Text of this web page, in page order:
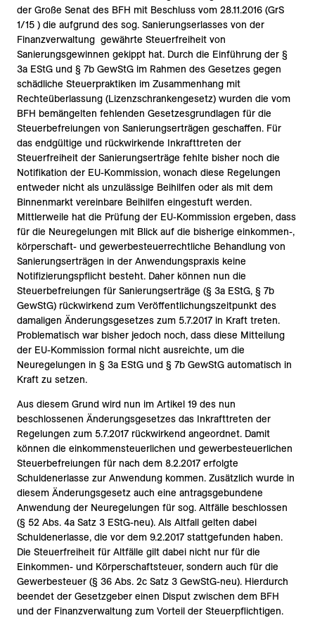
der Große Senat des BFH mit Beschluss vom 28.11.2016 (GrS
1/15 ) die aufgrund des sog. Sanierungserlasses von der
Finanzverwaltung gewährte Steuerfreiheit von
Sanierungsgewinnen gekippt hat. Durch die Einführung der §
3a EStG und § 7b GewStG im Rahmen des Gesetzes gegen
schädliche Steuerpraktiken im Zusammenhang mit
Rechteüberlassung (Lizenzschrankengesetz) wurden die vom
BFH bemängelten fehlenden Gesetzesgrundlagen für die
Steuerbefreiungen von Sanierungserträgen geschaffen. Für
das endgültige und rückwirkende Inkrafttreten der
Steuerfreiheit der Sanierungserträge fehlte bisher noch die
Notifikation der EU-Kommission, wonach diese Regelungen
entweder nicht als unzulässige Beihilfen oder als mit dem
Binnenmarkt vereinbare Beihilfen eingestuft werden.
Mittlerweile hat die Prüfung der EU-Kommission ergeben, dass
für die Neuregelungen mit Blick auf die bisherige einkommen-,
körperschaft- und gewerbesteuerrechtliche Behandlung von
Sanierungserträgen in der Anwendungspraxis keine
Notifizierungspflicht besteht. Daher können nun die
Steuerbefreiungen für Sanierungserträge (§ 3a EStG, § 7b
GewStG) rückwirkend zum Veröffentlichungszeitpunkt des
damaligen Änderungsgesetzes zum 5.7.2017 in Kraft treten.
Problematisch war bisher jedoch noch, dass diese Mitteilung
der EU-Kommission formal nicht ausreichte, um die
Neuregelungen in § 3a EStG und § 7b GewStG automatisch in
Kraft zu setzen.
Aus diesem Grund wird nun im Artikel 19 des nun
beschlossenen Änderungsgesetzes das Inkrafttreten der
Regelungen zum 5.7.2017 rückwirkend angeordnet. Damit
können die einkommensteuerlichen und gewerbesteuerlichen
Steuerbefreiungen für nach dem 8.2.2017 erfolgte
Schuldenerlasse zur Anwendung kommen. Zusätzlich wurde in
diesem Änderungsgesetz auch eine antragsgebundene
Anwendung der Neuregelungen für sog. Altfälle beschlossen
(§ 52 Abs. 4a Satz 3 EStG-neu). Als Altfall gelten dabei
Schuldenerlasse, die vor dem 9.2.2017 stattgefunden haben.
Die Steuerfreiheit für Altfälle gilt dabei nicht nur für die
Einkommen- und Körperschaftsteuer, sondern auch für die
Gewerbesteuer (§ 36 Abs. 2c Satz 3 GewStG-neu). Hierdurch
beendet der Gesetzgeber einen Disput zwischen dem BFH
und der Finanzverwaltung zum Vorteil der Steuerpflichtigen.